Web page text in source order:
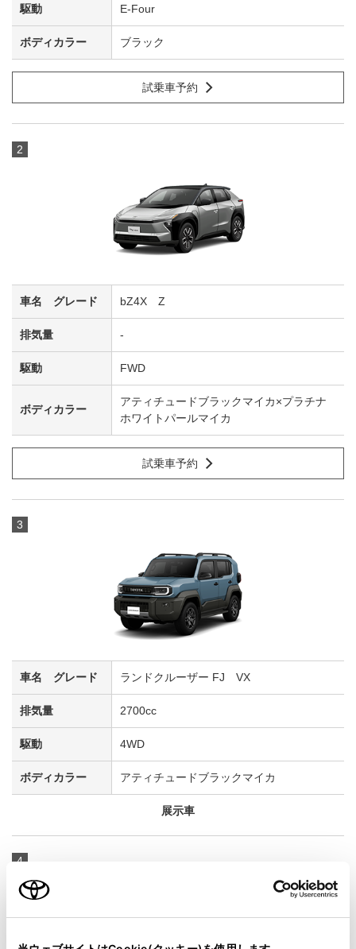
E-Four
ブラック
試乗車予約
2
bZ4X Z
-
FWD
アティチュードブラックマイカ×プラチナ
ホワイトパールマイカ
試乗車予約
3
ランドクルーザー FJ VX
2700cc
4WD
アティチュードブラックマイカ
展示車
4